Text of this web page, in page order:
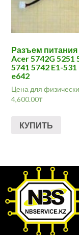
Разъем
Acer 5742G 5251
5741 5742 E1-531
e642
Цена для
4,600.00₸
КУПИТЬ